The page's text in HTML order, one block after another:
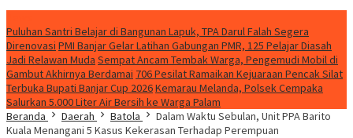
Puluhan Santri Belajar di Bangunan Lapuk, TPA Darul Falah Segera
Direnovasi PMI Banjar Gelar Latihan Gabungan PMR, 125 Pelajar Diasah
Jadi Relawan Muda Sempat Ancam Tembak Warga, Pengemudi Mobil di
Gambut Akhirnya Berdamai 706 Pesilat Ramaikan Kejuaraan Pencak Silat
Terbuka Bupati Banjar Cup 2026Kemarau Melanda, Polsek Cempaka
Salurkan 5.000 Liter Air Bersih ke Warga Palam
Beranda
Daerah Batola
Dalam Waktu Sebulan, Unit PPA Barito
Kuala Menangani 5 Kasus Kekerasan Terhadap Perempuan